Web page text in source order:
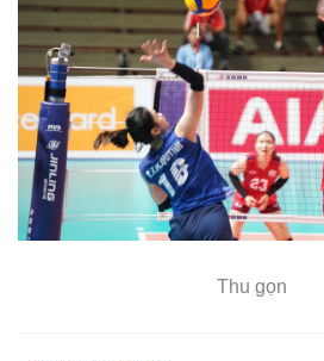
Thu gọn